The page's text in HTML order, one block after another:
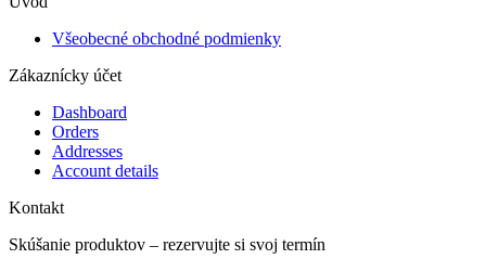
Všeobecné obchodné podmienky
Zákaznícky účet
Dashboard
Orders
Addresses
Account details
Kontakt
Skúšanie produktov – rezervujte si svoj termín